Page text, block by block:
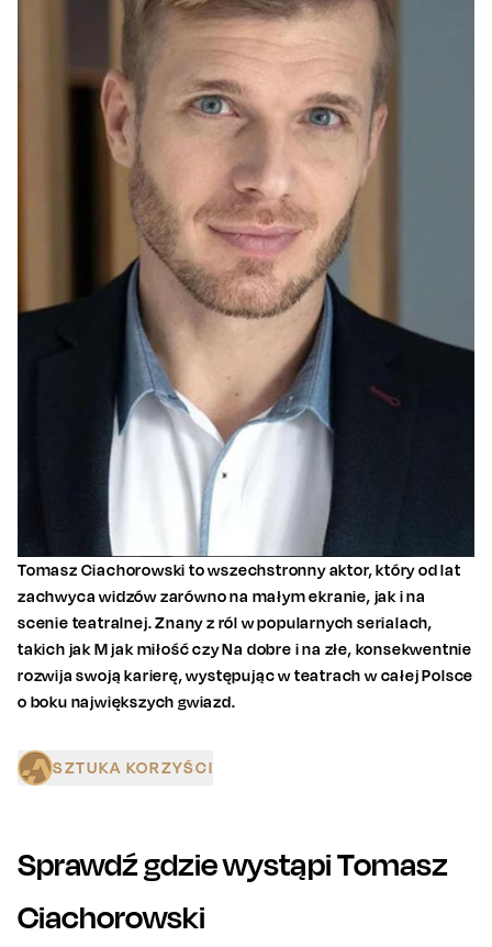
Tomasz Ciachorowski to wszechstronny aktor, który od lat
zachwyca widzów zarówno na małym ekranie, jak i na
scenie teatralnej. Znany z ról w popularnych serialach,
takich jak M jak miłość czy Na dobre i na złe, konsekwentnie
rozwija swoją karierę, występując w teatrach w całej Polsce
o boku największych gwiazd.
SZTUKA KORZYŚCI
Sprawdź gdzie wystąpiTomasz
Ciachorowski